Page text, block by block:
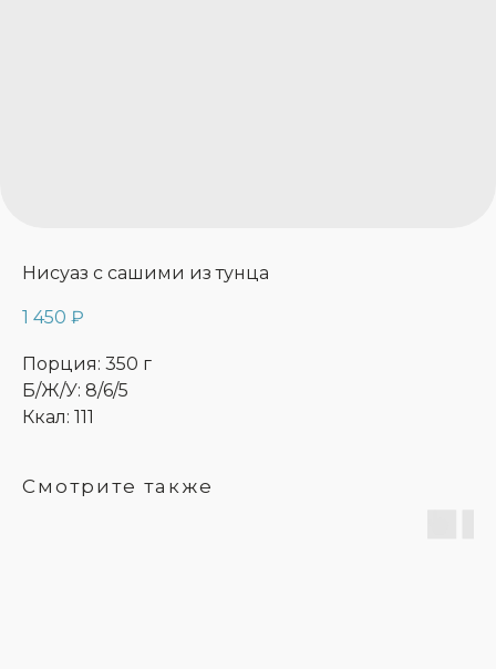
Нисуаз с сашими из тунца
1 450 ₽
Порция: 350 г
Б/Ж/У: 8/6/5
Ккал: 111
Смотрите также